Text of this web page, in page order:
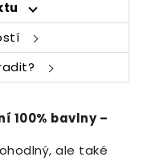
100% bavlny –
ale také